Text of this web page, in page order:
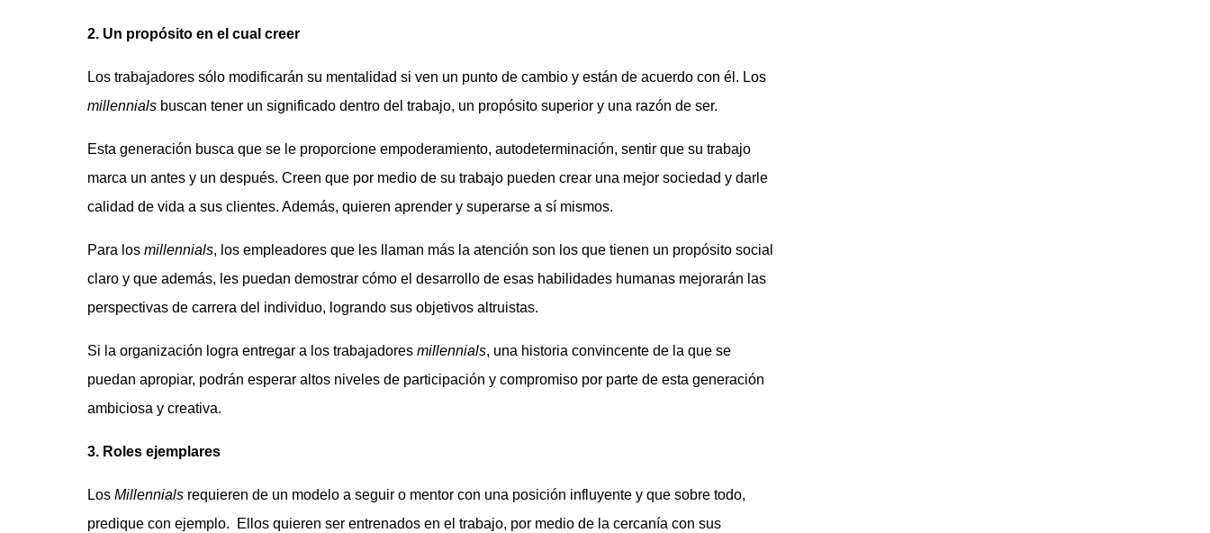
2. Un propósito en el cual creer
Los trabajadores sólo modificarán su mentalidad si ven un punto de cambio y están de acuerdo con él. Los
millennials buscan tener un significado dentro del trabajo, un propósito superior y una razón de ser.
Esta generación busca que se le proporcione empoderamiento, autodeterminación, sentir que su trabajo
marca un antes y un después. Creen que por medio de su trabajo pueden crear una mejor sociedad y darle
calidad de vida a sus clientes. Además, quieren aprender y superarse a sí mismos.
Para los millennials, los empleadores que les llaman más la atención son los que tienen un propósito social
claro y que además, les puedan demostrar cómo el desarrollo de esas habilidades humanas mejorarán las
perspectivas de carrera del individuo, logrando sus objetivos altruistas.
Si la organización logra entregar a los trabajadores millennials, una historia convincente de la que se
puedan apropiar, podrán esperar altos niveles de participación y compromiso por parte de esta generación
ambiciosa y creativa.
3. Roles ejemplares
Los Millennials requieren de un modelo a seguir o mentor con una posición influyente y que sobre todo,
predique con ejemplo. Ellos quieren ser entrenados en el trabajo, por medio de la cercanía con sus